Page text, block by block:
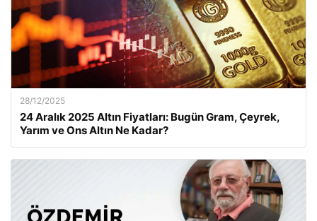
28/12/2025
24 Aralık 2025 Altın Fiyatları: Bugün Gram, Çeyrek,
Yarım ve Ons Altın Ne Kadar?